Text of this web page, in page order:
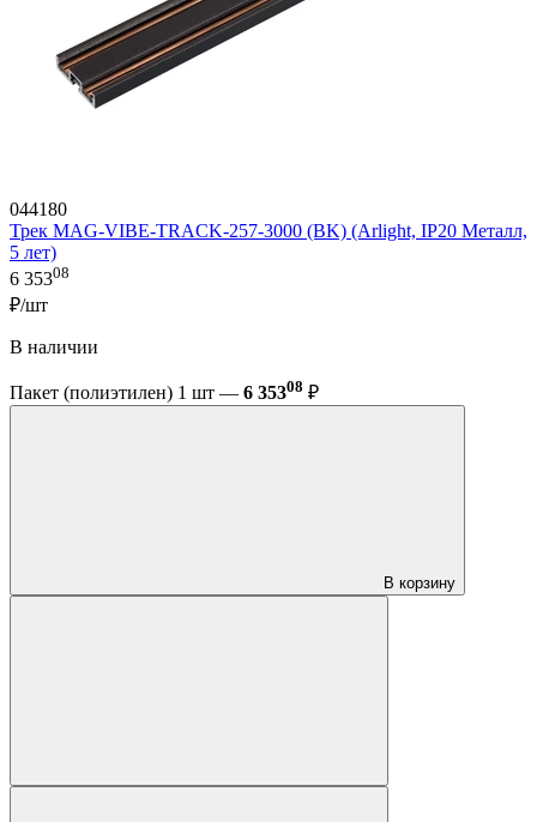
044180
Трек MAG-VIBE-TRACK-257-3000 (BK) (Arlight, IP20 Металл,
5 лет)
6 35308
₽/шт
В наличии
Пакет (полиэтилен) 1 шт — 6 35308 ₽
В корзину